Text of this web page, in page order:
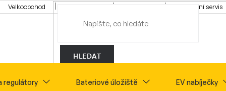
Velkoobchod Montážní servis
HLEDAT
regulátory Bateriové úložiště EV nabíječky